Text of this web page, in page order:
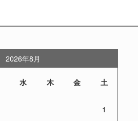
2026年8月
水 木 金 土
1